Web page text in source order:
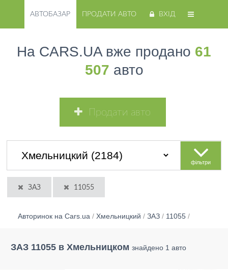
АВТОБАЗАР ПРОДАТИ АВТО ВХІД
На CARS.UA вже продано 61
507 авто
Продати авто
фільтри
ЗАЗ 11055
Авторинок на Cars.ua / Хмельницкий / ЗАЗ / 11055 /
ЗАЗ 11055 в Хмельницком знайдено 1 авто